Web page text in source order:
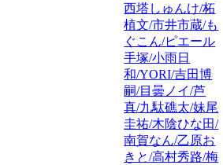
西塔しゅんけ/柘
植文/市井市蔵/も
ぐこん/ピエール
手塚/小雨日
和/YORI/吉田博
嗣/目曇ノイ/芦
真/九駄礁太/妹尾
圭祐/木陰ひな田/
南賀なん/乙原お
きと/高村秀路/梅